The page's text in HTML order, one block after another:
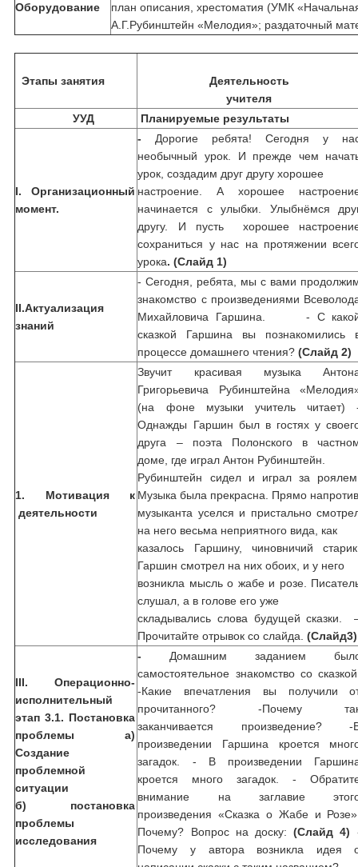
Оборудование
план описания, хрестоматия (УМК
А.Г.Рубинштейн «Мелодия»; раздаточный
Этапы занятия
Деятельность
учителя
УУД
Планируемые результаты
I. Организационный
момент.
- Дорогие ребята! Сегодня у
необычный урок. И прежде чем
урок, создадим друг другу хорошее
настроение. А хорошее
начинается с улыбки. Улыбнёмся
другу. И пусть хорошее
сохраниться у нас на протяжении
урока. (Слайд 1)
II.Актуализация
знаний
- Сегодня, ребята, мы с вами
знакомство с произведениями
Михайловича Гаршина. - С
сказкой Гаршина вы познакомились
процессе домашнего чтения?(Слайд 2)
1. Мотивация к
деятельности
Звучит красивая музыка
Григорьевича Рубинштейна
(на фоне музыки учитель читает)
Однажды Гаршин был в гостях у
друга – поэта Полонского в
доме, где играл Антон Рубинштейн.
Рубинштейн сидел и играл за
Музыка была прекрасна. Прямо
музыканта уселся и пристально
на него весьма неприятного вида, как
казалось Гаршину, чиновничий
Гаршин смотрел на них обоих, и у него
возникла мысль о жабе и розе.
слушал, а в голове его уже
складывались слова будущей сказки.
Прочитайте отрывок со слайда.(Слайд3)
III. Операционно-
исполнительный
этап 3.1. Постановка
проблемы
а)
Создание
проблемной
ситуации
б) постановка
проблемы
исследования
- Домашним заданием
самостоятельное знакомство со
-Какие впечатления вы получили
прочитанного? -Почему
заканчивается произведение? -
произведении Гаршина кроется
загадок. - В произведении
кроется много загадок. -
внимание на заглавие
произведения «Сказка о Жабе и
Почему? Вопрос на доску:(Слайд 4)
Почему у автора возникла идея